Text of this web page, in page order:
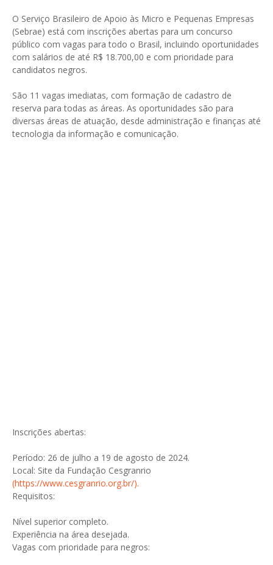
O Serviço Brasileiro de Apoio às Micro e Pequenas Empresas
(Sebrae) está com inscrições abertas para um concurso
público com vagas para todo o Brasil, incluindo oportunidades
com salários de até R$ 18.700,00 e com prioridade para
candidatos negros.
São 11 vagas imediatas, com formação de cadastro de
reserva para todas as áreas. As oportunidades são para
diversas áreas de atuação, desde administração e finanças até
tecnologia da informação e comunicação.
Inscrições abertas:
Período: 26 de julho a 19 de agosto de 2024.
Local: Site da Fundação Cesgranrio
(https://www.cesgranrio.org.br/).
Requisitos:
Nível superior completo.
Experiência na área desejada.
Vagas com prioridade para negros: